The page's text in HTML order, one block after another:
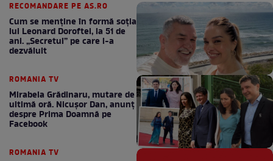
RECOMANDARE PE AS.RO
Cum se menţine în formă soţia
lui Leonard Doroftei, la 51 de
ani. „Secretul” pe care l-a
dezvăluit
ROMANIA TV
Mirabela Grădinaru, mutare de
ultimă oră. Nicuşor Dan, anunţ
despre Prima Doamnă pe
Facebook
ROMANIA TV